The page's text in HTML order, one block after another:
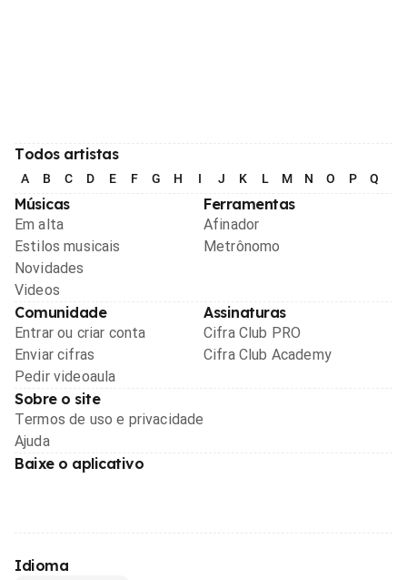
Todos artistas
A B C D E F G H I J K L M N O P Q
Músicas
Em alta
Estilos musicais
Novidades
Videos
Ferramentas
Afinador
Metrônomo
Comunidade
Entrar ou criar conta
Enviar cifras
Pedir videoaula
Assinaturas
Cifra Club PRO
Cifra Club Academy
Sobre o site
Termos de uso e privacidade
Ajuda
Baixe o aplicativo
Idioma